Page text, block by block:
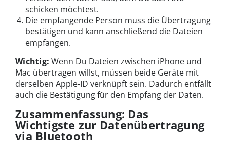
schicken möchtest.
Die empfangende Person muss die Übertragung
bestätigen und kann anschließend die Dateien
empfangen.
Wichtig: Wenn Du Dateien zwischen iPhone und
Mac übertragen willst, müssen beide Geräte mit
derselben Apple-ID verknüpft sein. Dadurch entfällt
auch die Bestätigung für den Empfang der Daten.
Zusammenfassung: Das
Wichtigste zur Datenübertragung
via Bluetooth